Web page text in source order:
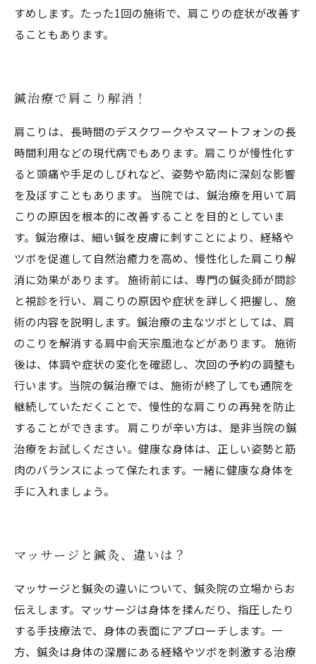
すめします。たった1回の施術で、肩こりの症状が改善す
ることもあります。
鍼治療で肩こり解消！
肩こりは、長時間のデスクワークやスマートフォンの長
時間利用などの現代病でもあります。肩こりが慢性化す
ると頭痛や手足のしびれなど、姿勢や筋肉に深刻な影響
を及ぼすこともあります。 当院では、鍼治療を用いて肩
こりの原因を根本的に改善することを目的としていま
す。鍼治療は、細い鍼を皮膚に刺すことにより、経絡や
ツボを促進して自然治癒力を高め、慢性化した肩こり解
消に効果があります。 施術前には、専門の鍼灸師が問診
と視診を行い、肩こりの原因や症状を詳しく把握し、施
術の内容を説明します。鍼治療の主なツボとしては、肩
のこりを解消する肩中俞天宗風池などがあります。 施術
後は、体調や症状の変化を確認し、次回の予約の調整も
行います。当院の鍼治療では、施術が終了しても通院を
継続していただくことで、慢性的な肩こりの再発を防止
することができます。 肩こりが辛い方は、是非当院の鍼
治療をお試しください。健康な身体は、正しい姿勢と筋
肉のバランスによって保たれます。一緒に健康な身体を
手に入れましょう。
マッサージと鍼灸、違いは？
マッサージと鍼灸の違いについて、鍼灸院の立場からお
伝えします。マッサージは身体を揉んだり、指圧したり
する手技療法で、身体の表面にアプローチします。一
方、鍼灸は身体の深層にある経絡やツボを刺激する治療